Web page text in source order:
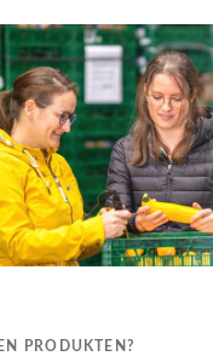
PRODUKTEN?